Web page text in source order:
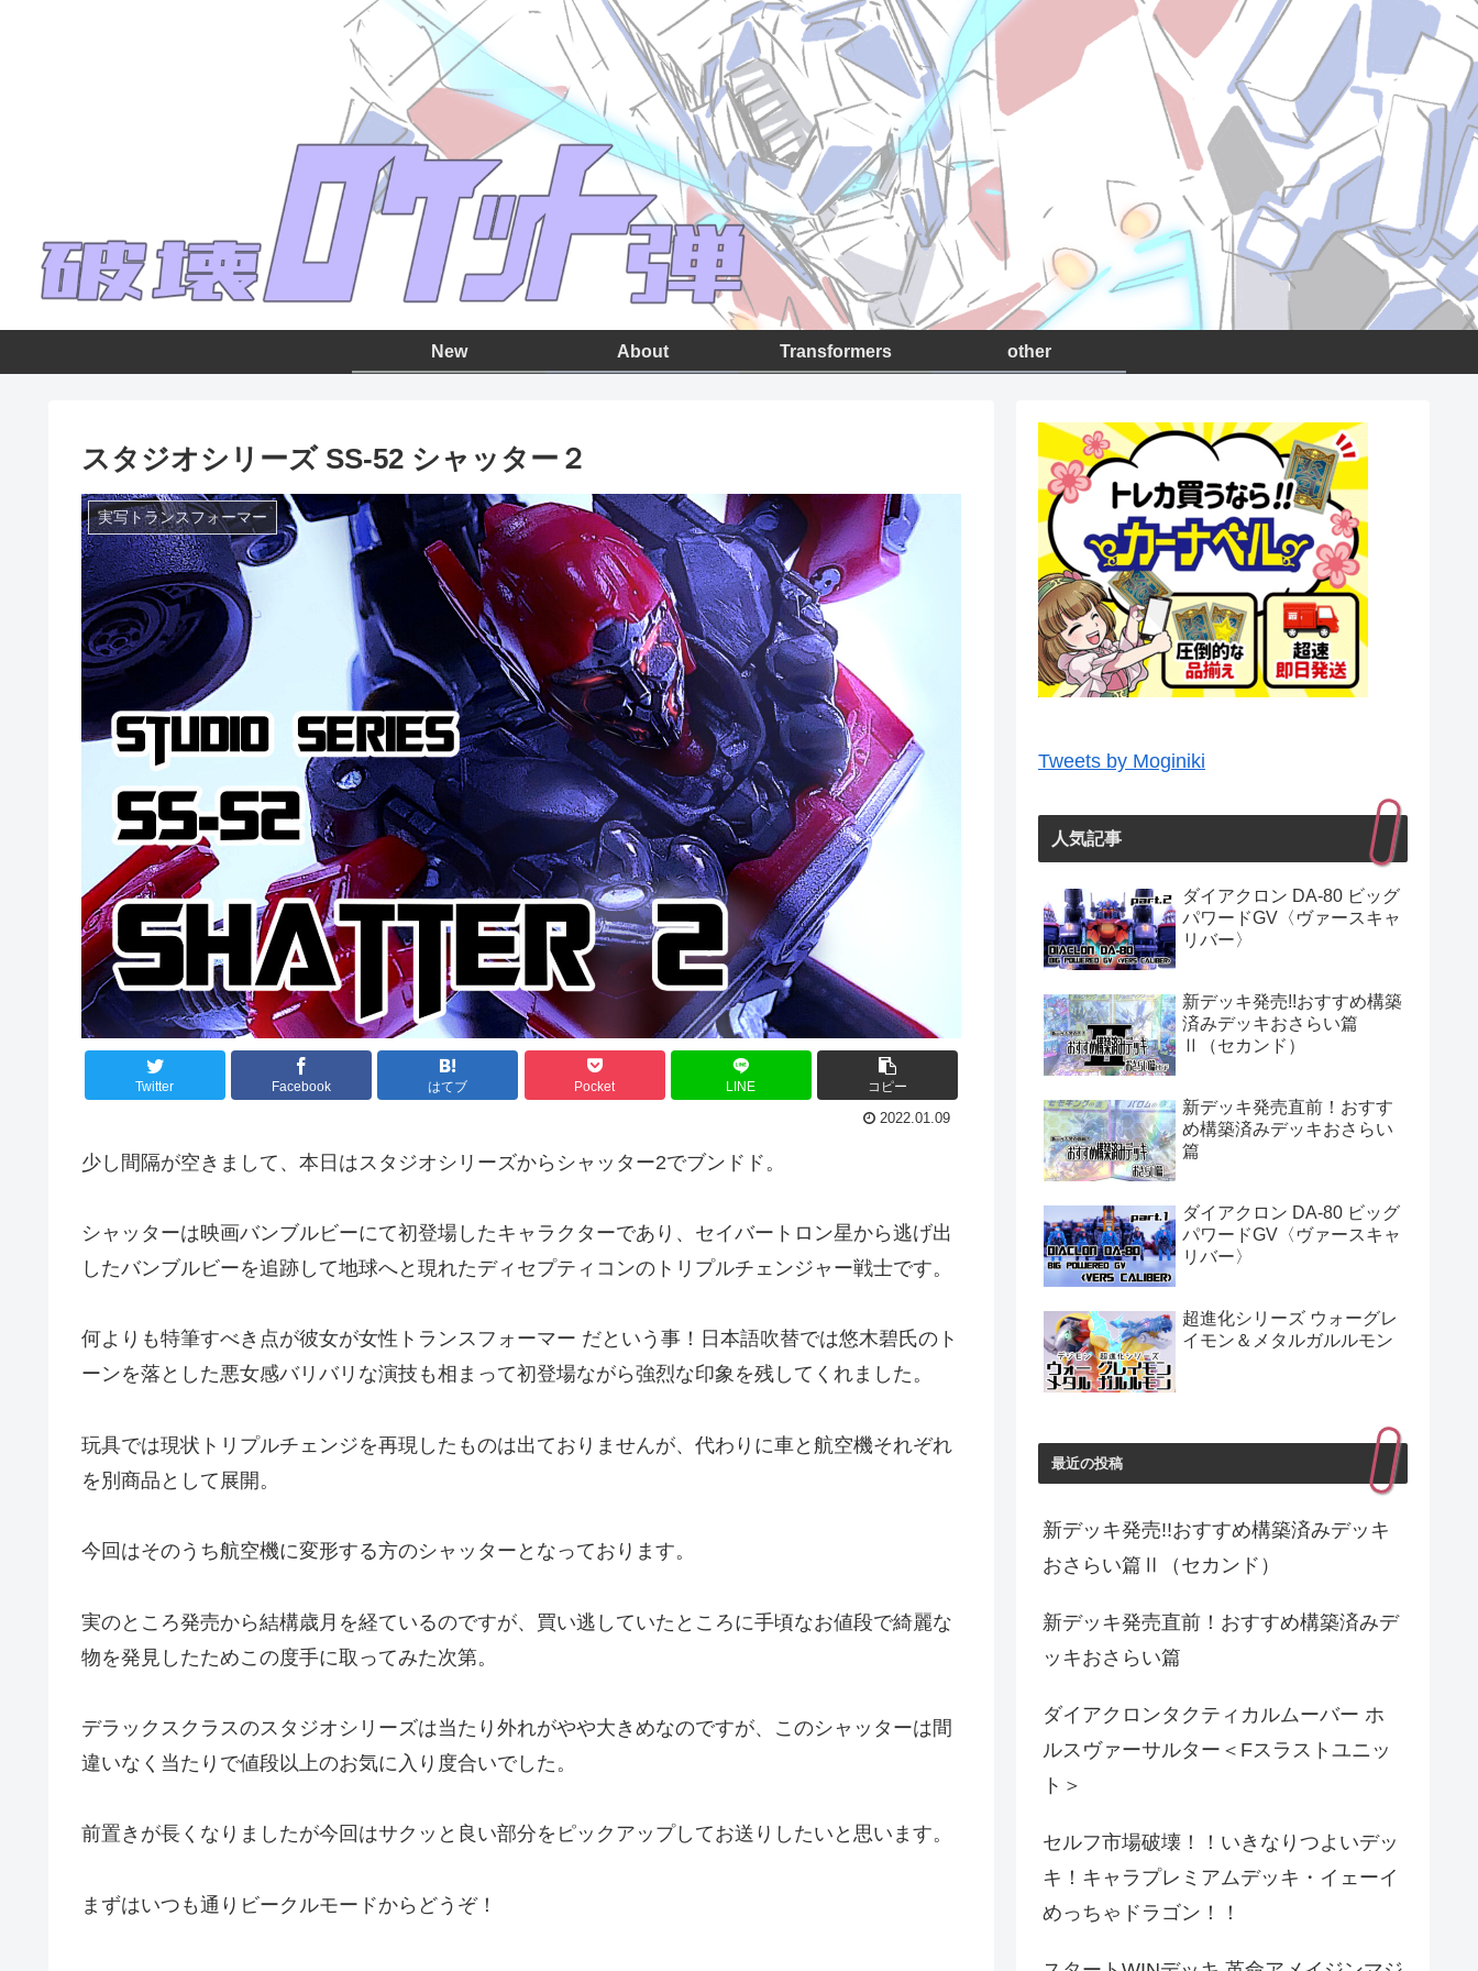
New About Transformers other
スタジオシリーズ SS-52 シャッター２
実写トランスフォーマー
Twitter Facebook はてブ Pocket LINE コピー
2022.01.09
少し間隔が空きまして、本日はスタジオシリーズからシャッター2でブンドド。
シャッターは映画バンブルビーにて初登場したキャラクターであり、セイバートロン星から逃げ出
したバンブルビーを追跡して地球へと現れたディセプティコンのトリプルチェンジャー戦士です。
何よりも特筆すべき点が彼女が女性トランスフォーマー だという事！日本語吹替では悠木碧氏のト
ーンを落とした悪女感バリバリな演技も相まって初登場ながら強烈な印象を残してくれました。
玩具では現状トリプルチェンジを再現したものは出ておりませんが、代わりに車と航空機それぞれ
を別商品として展開。
今回はそのうち航空機に変形する方のシャッターとなっております。
実のところ発売から結構歳月を経ているのですが、買い逃していたところに手頃なお値段で綺麗な
物を発見したためこの度手に取ってみた次第。
デラックスクラスのスタジオシリーズは当たり外れがやや大きめなのですが、このシャッターは間
違いなく当たりで値段以上のお気に入り度合いでした。
前置きが長くなりましたが今回はサクッと良い部分をピックアップしてお送りしたいと思います。
まずはいつも通りビークルモードからどうぞ！
Tweets by Moginiki
人気記事
ダイアクロン DA-80 ビッグ
パワードGV〈ヴァースキャ
リバー〉
新デッキ発売!!おすすめ構築
済みデッキおさらい篇
Ⅱ（セカンド）
新デッキ発売直前！おすす
め構築済みデッキおさらい
篇
ダイアクロン DA-80 ビッグ
パワードGV〈ヴァースキャ
リバー〉
超進化シリーズ ウォーグレ
イモン＆メタルガルルモン
最近の投稿
新デッキ発売!!おすすめ構築済みデッキ
おさらい篇Ⅱ（セカンド）
新デッキ発売直前！おすすめ構築済みデ
ッキおさらい篇
ダイアクロンタクティカルムーバー ホ
ルスヴァーサルター＜Fスラストユニッ
ト＞
セルフ市場破壊！！いきなりつよいデッ
キ！キャラプレミアムデッキ・イェーイ
めっちゃドラゴン！！